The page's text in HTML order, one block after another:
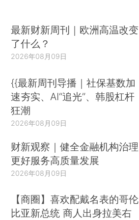
最新财新周刊｜欧洲高温改变
了什么？
2026年08月09日
{{最新周刊导播｜社保基数加
速夯实、AI“追光”、韩股杠杆
狂潮
2026年08月09日
财新观察｜健全金融机构治理
更好服务高质量发展
2026年08月09日
【商圈】喜欢配戴名表的哥伦
比亚新总统 商人出身拉美右